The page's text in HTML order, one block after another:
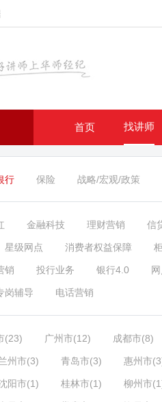
首页 找讲师
行 保险 战略/宏观/政策
金融科技 理财营销 信
星级网点 消费者权益保障
销 投行业务 银行4.0
岗辅导 电话营销
(23) 广州市(12) 成都市(8)
州市(3) 青岛市(3) 惠州市
阳市(1) 桂林市(1) 柳州市